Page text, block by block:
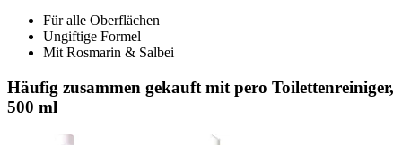
Für alle Oberflächen
Ungiftige Formel
Mit Rosmarin & Salbei
Häufig zusammen gekauft mit pero Toilettenreiniger,
500 ml